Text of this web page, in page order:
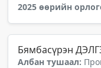
2025 өөрийн
Бямбасүрэн
Албан тушаал: